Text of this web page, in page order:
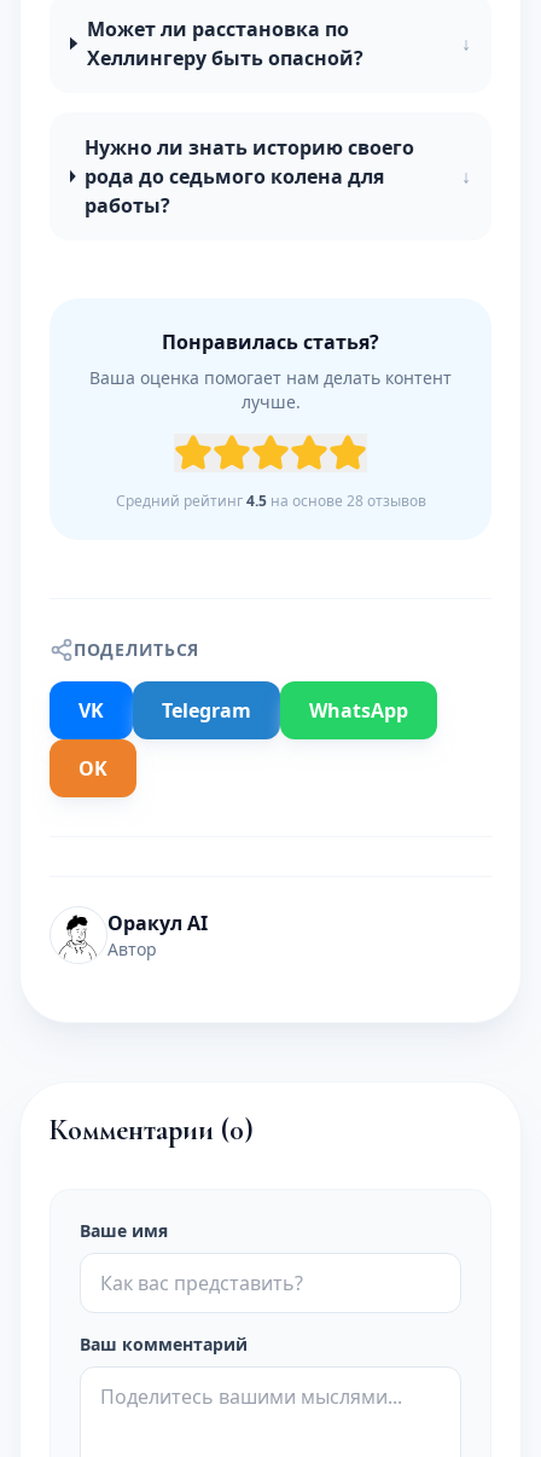
Может ли расстановка по
Хеллингеру быть опасной?
↓
Нужно ли знать историю своего
рода до седьмого колена для
работы?
↓
Понравилась статья?
Ваша оценка помогает нам делать контент
лучше.
Средний рейтинг4.5на основе 28 отзывов
ПОДЕЛИТЬСЯ
VK Telegram WhatsApp
OK
Оракул AI
Автор
Комментарии (0)
Ваше имя
Ваш комментарий